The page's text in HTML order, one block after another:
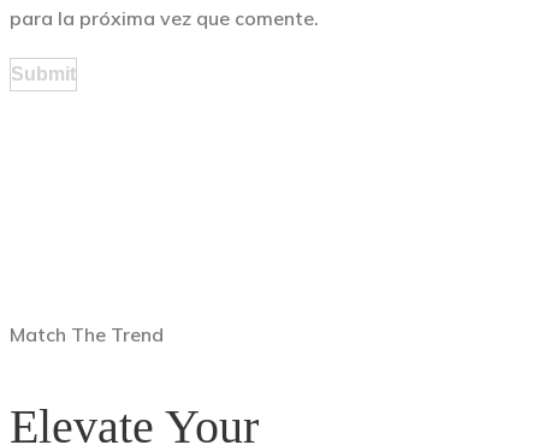
para la próxima vez que comente.
Match The Trend
Elevate Your